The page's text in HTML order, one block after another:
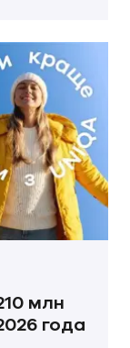
млн
года